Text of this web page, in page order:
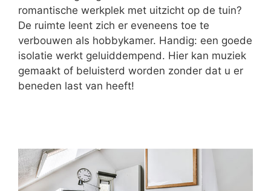
romantische werkplek met uitzicht op de tuin?
De ruimte leent zich er eveneens toe te
verbouwen als hobbykamer. Handig: een goede
isolatie werkt geluiddempend. Hier kan muziek
gemaakt of beluisterd worden zonder dat u er
beneden last van heeft!